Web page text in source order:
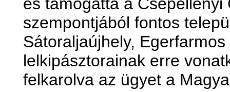
szempontjából fontos
Sátoraljaújhely,
lelkipásztorainak erre
felkarolva az ügyet a